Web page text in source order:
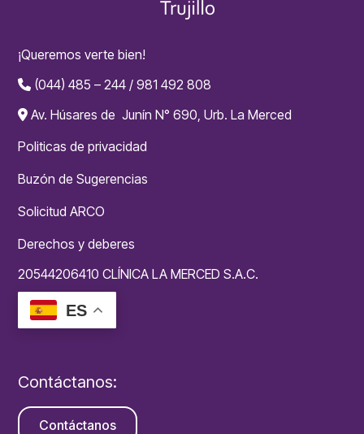
¡Queremos verte bien!
(044) 485 – 244 / 981 492 808
Av. Húsares de Junín N° 690, Urb. La Merced
Politicas de privacidad
Buzón de Sugerencias
Solicitud ARCO
Derechos y deberes
20544206410 CLÍNICA LA MERCED S.A.C.
ES
Contáctanos:
Contáctanos